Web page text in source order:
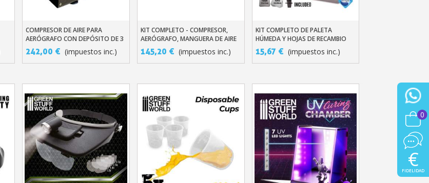
Añadir Al Carrito
COMPRESOR DE AIRE PARA
AERÓGRAFO CON DEPÓSITO DE 3
LITROS – 20-24 LITROS/MIN
242,00 € (impuestos inc.)
Añadir Al Carrito
KIT COMPLETO - COMPRESOR,
AERÓGRAFO, MANGUERA DE AIRE
145,20 € (impuestos inc.)
Añadir Al Carrito
KIT COMPLETO DE PALETA
HÚMEDA Y HOJAS DE RECAMBIO
15,67 € (impuestos inc.)
0
€
FIDELIDAD